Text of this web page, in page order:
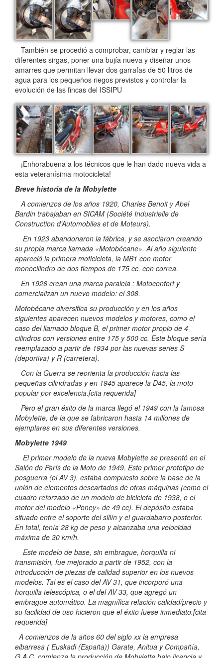
También se procedió a comprobar, cambiar y reglar las
diferentes sirgas, poner una bujía nueva y diseñar unos
amarres que permitan llevar dos garrafas de 50 litros de
agua para los pequeños riegos previstos y controlar la
evolución de las fincas del ISSIPU
¡Enhorabuena a los técnicos que le han dado nueva vida a
esta veteranísima motocicleta!
Breve historia de la Mobylette
A comienzos de los años 1920, Charles Benoit y Abel
Bardin trabajaban en SICAM (Société Industrielle de
Construction d’Automobiles et de Moteurs).
En 1923 abandonaron la fábrica, y se asociaron creando
su propia marca llamada «Motobécane». Al año siguiente
apareció la primera moticicleta, la MB1 con motor
monocilindro de dos tiempos de 175 cc. con correa.
En 1926 crean una marca paralela : Motoconfort y
comercializan un nuevo modelo: el 308.
Motobécane diversifica su producción y en los años
siguientes aparecen nuevos modelos y motores, como el
caso del llamado bloque B, el primer motor propio de 4
cilindros con versiones entre 175 y 500 cc. Este bloque sería
reemplazado a partir de 1934 por las nuevas series S
(deportiva) y R (carretera).
Con la Guerra se reorienta la producción hacia las
pequeñas cilindradas y en 1945 aparece la D45, la moto
popular por excelencia.[cita requerida]
Pero el gran éxito de la marca llegó el 1949 con la famosa
Mobylette, de la que se fabricaron hasta 14 millones de
ejemplares en sus diferentes versiones.
Mobylette 1949
El primer modelo de la nueva Mobylette se presentó en el
Salón de París de la Moto de 1949. Este primer prototipo de
posguerra (el AV 3), estaba compuesto sobre la base de la
unión de elementos descartados de otras máquinas (como el
cuadro reforzado de un modelo de bicicleta de 1938, o el
motor del modelo «Poney» de 49 cc). El depósito estaba
situado entre el soporte del sillín y el guardabarro posterior.
En total, tenía 28 kg de peso y alcanzaba una velocidad
máxima de 30 km/h.
Este modelo de base, sin embrague, horquilla ni
transmisión, fue mejorado a partir de 1952, con la
introducción de piezas de calidad superior en los nuevos
modelos. Tal es el caso del AV 31, que incorporó una
horquilla telescópica, o el del AV 33, que agregó un
embrague automático. La magnífica relación calidad/precio y
su facilidad de uso hicieron que el éxito fuese inmediato.[cita
requerida]
A comienzos de la años 60 del siglo xx la empresa
eibarresa ( Euskadi (España)) Garate, Anitua y Compañía,